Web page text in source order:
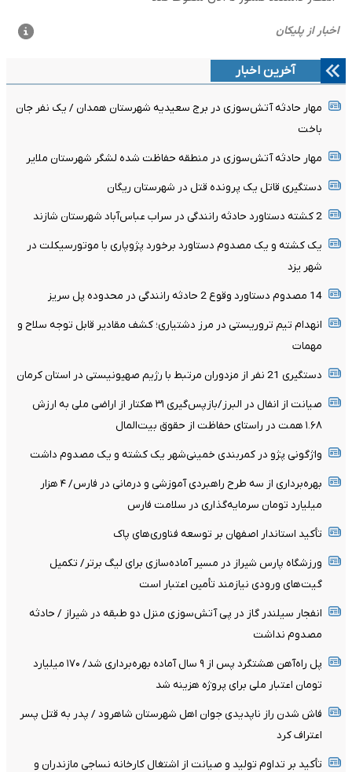
آخرین اخبار
مهار حادثه آتش‌سوزی در برج سعیدیه شهرستان همدان / یک نفر جان
باخت
مهار حادثه آتش‌سوزی در منطقه حفاظت شده لشگر شهرستان ملایر
دستگیری قاتل یک پرونده قتل در شهرستان ریگان
2 کشته دستاورد حادثه رانندگی در سراب عباس‌آباد شهرستان شازند
یک کشته و یک مصدوم دستاورد برخورد پژوپاری با موتورسیکلت در
شهر یزد
14 مصدوم دستاورد وقوع 2 حادثه رانندگی در محدوده پل سریز
انهدام تیم تروریستی در مرز دشتیاری؛ کشف مقادیر قابل توجه سلاح و
مهمات
دستگیری 21 نفر از مزدوران مرتبط با رژیم صهیونیستی در استان کرمان
صیانت از انفال در البرز/بازپس‌گیری ۳۱ هکتار از اراضی ملی به ارزش
۱.۶۸ همت در راستای حفاظت از حقوق بیت‌المال
واژگونی پژو در کمربندی خمینی‌شهر یک کشته و یک مصدوم داشت
بهره‌برداری از سه طرح راهبردی آموزشی و درمانی در فارس/ ۴ هزار
میلیارد تومان سرمایه‌گذاری در سلامت فارس
تأکید استاندار اصفهان بر توسعه فناوری‌های پاک
ورزشگاه پارس شیراز در مسیر آماده‌سازی برای لیگ برتر/ تکمیل
گیت‌های ورودی نیازمند تأمین اعتبار است
انفجار سیلندر گاز در پی آتش‌سوزی منزل دو طبقه در شیراز / حادثه
مصدوم نداشت
پل راه‌آهن هشتگرد پس از ۹ سال آماده بهره‌برداری شد/ ۱۷۰ میلیارد
تومان اعتبار ملی برای پروژه هزینه شد
فاش شدن راز ناپدیدی جوان اهل شهرستان شاهرود / پدر به قتل پسر
اعتراف کرد
تأکید بر تداوم تولید و صیانت از اشتغال کارخانه نساجی مازندران و